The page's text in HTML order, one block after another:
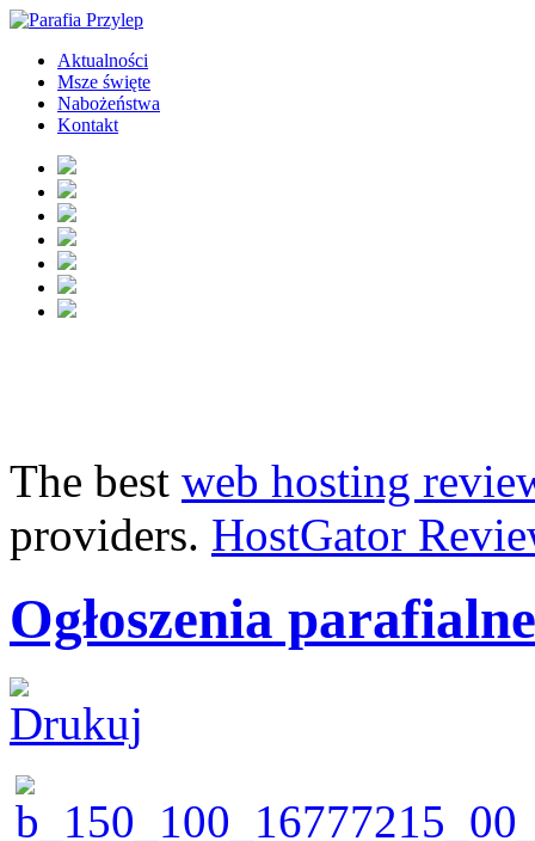
Aktualności
Msze święte
Nabożeństwa
Kontakt
The best web hosting
providers. HostGator
Ogłoszenia